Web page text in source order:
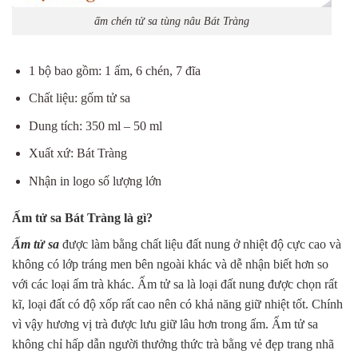
ấm chén tử sa tùng nâu Bát Tràng
1 bộ bao gồm: 1 ấm, 6 chén, 7 đĩa
Chất liệu: gốm tử sa
Dung tích: 350 ml – 50 ml
Xuất xứ: Bát Tràng
Nhận in logo số lượng lớn
Ấm tử sa Bát Tràng là gì?
Ấm tử sa được làm bằng chất liệu đất nung ở nhiệt độ cực cao và
không có lớp tráng men bên ngoài khác và dễ nhận biết hơn so
với các loại ấm trà khác. Ấm tử sa là loại đất nung được chọn rất
kĩ, loại đất có độ xốp rất cao nên có khả năng giữ nhiệt tốt. Chính
vì vậy hương vị trà được lưu giữ lâu hơn trong ấm. Ấm tử sa
không chỉ hấp dẫn người thưởng thức trà bằng vẻ đẹp trang nhã